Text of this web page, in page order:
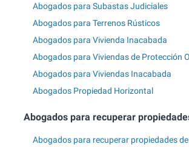
Abogados para Subastas Judiciales
Abogados para Terrenos Rústicos
Abogados para Vivienda Inacabada
Abogados para Viviendas de Protección
Abogados para Viviendas Inacabada
Abogados Propiedad Horizontal
Abogados para recuperar
Abogados para recuperar propiedades